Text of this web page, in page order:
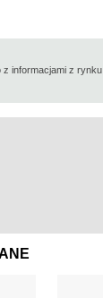
z informacjami z rynku